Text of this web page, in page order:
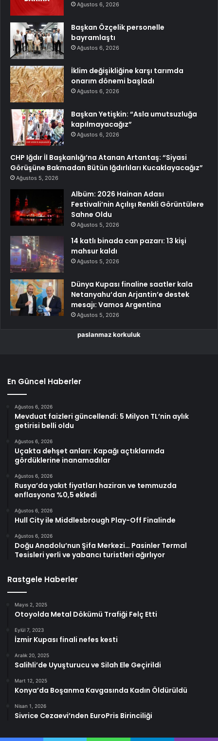
Ağustos 6, 2026
Başkan Özçelik personelle
bayramlaştı
Ağustos 6, 2026
İklim değişikliğine karşı tarımda
onarım dönemi başladı
Ağustos 6, 2026
Başkan Yetişkin: “Asla umutsuzluğa
kapılmayacağız”
Ağustos 6, 2026
CHP Iğdır İl Başkanlığı’na Atanan Artantaş: “Siyasi
Görüşüne Bakmadan Bütün Iğdırlıları Kucaklayacağız”
Ağustos 5, 2026
Albüm: 2026 Hainan Adası
Festivali’nin Açılışı Renkli Görüntülere
Sahne Oldu
Ağustos 5, 2026
14 katlı binada can pazarı: 13 kişi
mahsur kaldı
Ağustos 5, 2026
Dünya Kupası finaline saatler kala
Netanyahu’dan Arjantin’e destek
mesajı: Vamos Argentina
Ağustos 5, 2026
paslanmaz korkuluk
En Güncel Haberler
Ağustos 6, 2026
Mevduat faizleri güncellendi: 5 Milyon TL’nin aylık
getirisi belli oldu
Ağustos 6, 2026
Uçakta dehşet anları: Kapağı açtıklarında
gördüklerine inanamadılar
Ağustos 6, 2026
Rusya’da yakıt fiyatları haziran ve temmuzda
enflasyona %0,5 ekledi
Ağustos 6, 2026
Hull City ile Middlesbrough Play-Off Finalinde
Ağustos 6, 2026
Doğu Anadolu’nun Şifa Merkezi… Pasinler Termal
Tesisleri yerli ve yabancı turistleri ağırlıyor
Rastgele Haberler
Mayıs 2, 2025
Otoyolda Metal Dökümü Trafiği Felç Etti
Eylül 7, 2023
İzmir Kupası finali nefes kesti
Aralık 20, 2025
Salihli’de Uyuşturucu ve Silah Ele Geçirildi
Mart 12, 2025
Konya’da Boşanma Kavgasında Kadın Öldürüldü
Nisan 1, 2026
Sivrice Cezaevi’nden EuroPris Birinciliği